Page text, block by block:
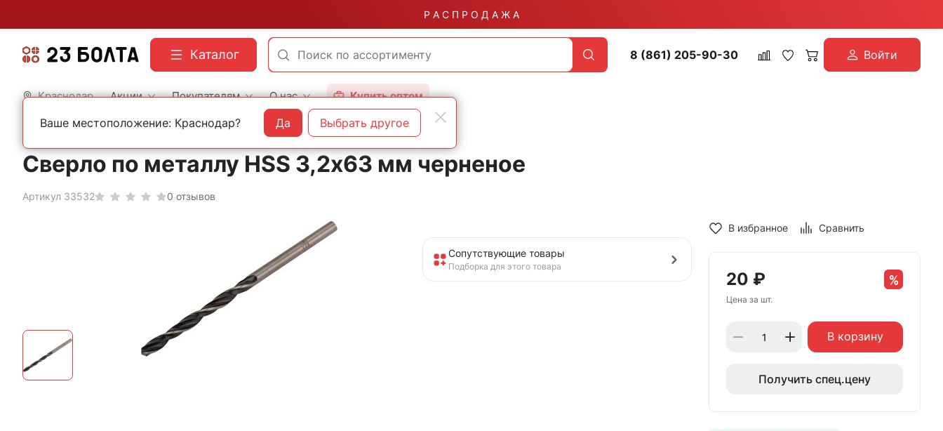
Р А С П Р О Д А Ж А
Каталог 8 (861) 205-90-30 Войти
Краснодар Акции Покупателям О нас Купить оптом
Главная Оснастка Сверла По металлу Кобальтовые
Сверло по металлу HSS 3,2х63 мм черненое
Артикул 33532 0 отзывов
Сопутствующие товары
Подборка для этого товара
В избранное Сравнить
20 ₽
Цена за шт.
В корзину
Получить спец.цену
Ваше местоположение: Краснодар? Да Выбрать другое